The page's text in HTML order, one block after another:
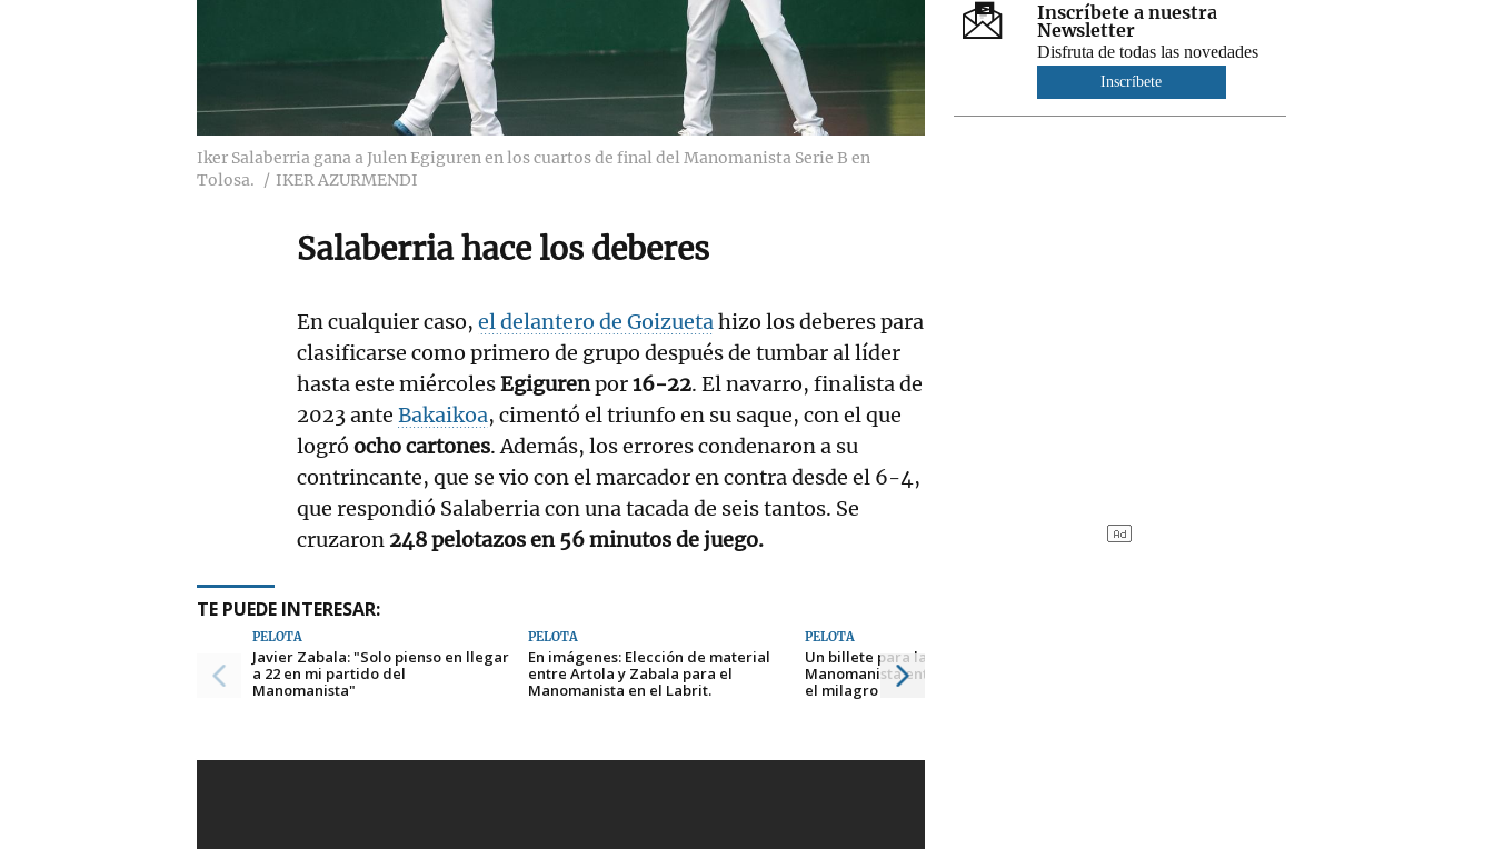
Iker Salaberria gana a Julen Egiguren en los cuartos de final del Manomanista Serie B en
Tolosa.
IKER AZURMENDI
Salaberria hace los deberes
En cualquier caso, el delantero de Goizuetahizo los deberes para
clasificarse como primero de grupo después de tumbar al líder
hasta este miércolesEgigurenpor16-22. El navarro, finalista de
2023 ante Bakaikoa, cimentó el triunfo en su saque, con el que
logró ocho cartones. Además, los errores condenaron a su
contrincante, que se vio con el marcador en contra desde el 6-4,
que respondió Salaberria con una tacada de seis tantos. Se
cruzaron 248 pelotazos en 56 minutos de juego.
TE PUEDE INTERESAR:
PELOTA
Javier Zabala: "Solo pienso en llegar
a 22 en mi partido del
Manomanista"
PELOTA
En imágenes: Elección de material
entre Artola y Zabala para el
Manomanista en el Labrit.
PELOTA
Un billete para las semifinales del
Manomanista entre dos aspirantes y
el milagro
Inscríbete a nuestra
Newsletter
Disfruta de todas las novedades
Inscríbete